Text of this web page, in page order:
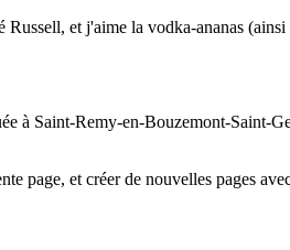
et j'aime la vodka-ananas
à Saint-Remy-en-Bouzemont-Saint-
page, et créer de nouvelles pages